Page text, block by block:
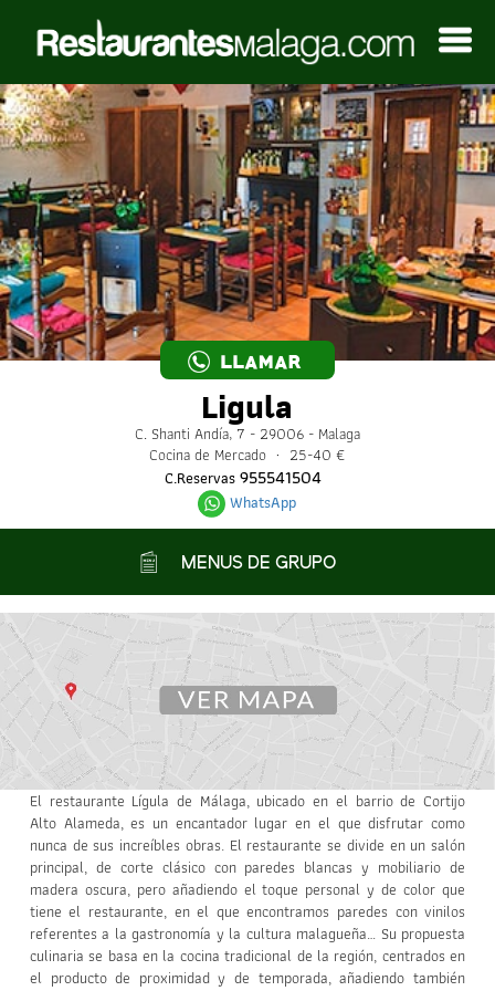
LLAMAR
Ligula
C. Shanti Andía, 7 - 29006 - Malaga
Cocina de Mercado · 25-40 €
C.Reservas955541504
WhatsApp
MENUS DE GRUPO
El restaurante Lígula de Málaga, ubicado en el barrio de Cortijo
Alto Alameda, es un encantador lugar en el que disfrutar como
nunca de sus increíbles obras. El restaurante se divide en un salón
principal, de corte clásico con paredes blancas y mobiliario de
madera oscura, pero añadiendo el toque personal y de color que
tiene el restaurante, en el que encontramos paredes con vinilos
referentes a la gastronomía y la cultura malagueña… Su propuesta
culinaria se basa en la cocina tradicional de la región, centrados en
el producto de proximidad y de temporada, añadiendo también